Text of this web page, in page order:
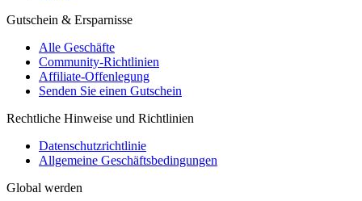
Gutschein & Ersparnisse
Alle Geschäfte
Community-Richtlinien
Affiliate-Offenlegung
Senden Sie einen Gutschein
Rechtliche Hinweise und Richtlinien
Datenschutzrichtlinie
Allgemeine Geschäftsbedingungen
Global werden